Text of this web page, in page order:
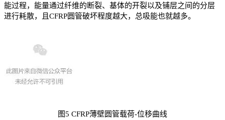
能过程，能量通过纤维的断裂、基体的开裂以及铺层之间的分层
进行耗散，且CFRP圆管破坏程度越大，总吸能也就越多。
图5 CFRP薄壁圆管载荷-位移曲线